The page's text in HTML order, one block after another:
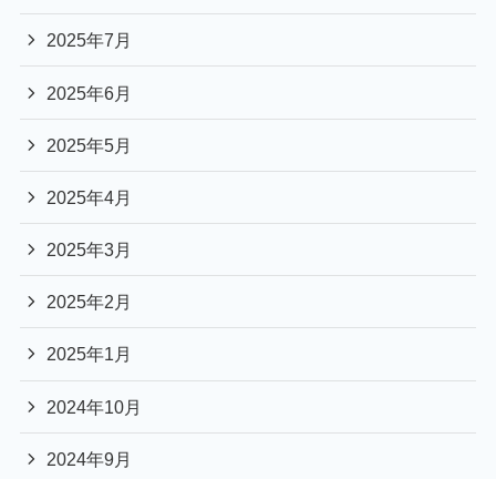
2025年7月
2025年6月
2025年5月
2025年4月
2025年3月
2025年2月
2025年1月
2024年10月
2024年9月